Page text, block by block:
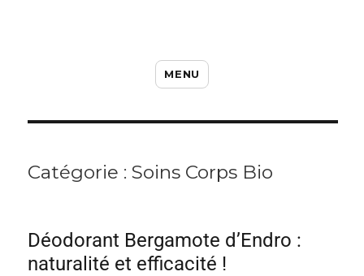
Blog Beauté Bio : Notre Top des
Astuces Beauté Naturelles !
MENU
Catégorie : Soins Corps Bio
Déodorant Bergamote d’Endro :
naturalité et efficacité !